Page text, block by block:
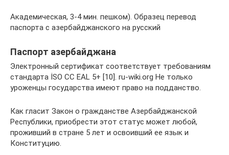
Академическая, 3-4 мин. пешком). Образец перевод
паспорта с азербайджанского на русский
Паспорт азербайджана
Электронный сертификат соответствует требованиям
стандарта İSO CC EAL 5+ [10]. ru-wiki.org Не только
уроженцы государства имеют право на подданство.
Как гласит Закон о гражданстве Азербайджанской
Республики, приобрести этот статус может любой,
проживший в стране 5 лет и освоивший ее язык и
Конституцию.